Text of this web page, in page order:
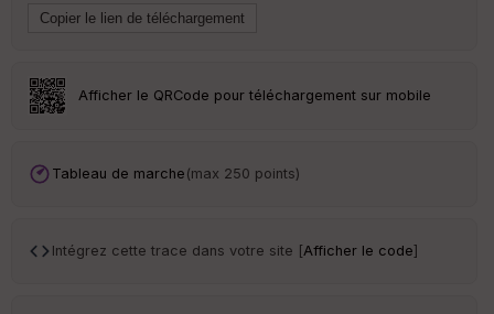
Afficher le QRCode pour téléchargement sur mobile
Tableau de marche (max 250 points)
Intégrez cette trace dans votre site [Afficher le code]